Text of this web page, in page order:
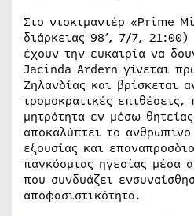
Στο ντοκιμαντέρ «Prime
διάρκειας 98’, 7/7, 21:00)
έχουν την ευκαιρία να
Jacinda Ardern γίνεται
Ζηλανδίας και βρίσκεται
τρομοκρατικές επιθέσεις,
μητρότητα εν μέσω
αποκαλύπτει το
εξουσίας και
παγκόσμιας ηγεσίας μέσα
που συνδυάζει
αποφασιστικότητα.